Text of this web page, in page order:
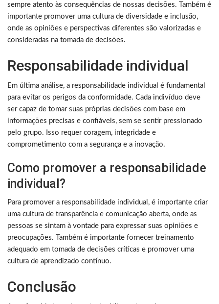
sempre atento às consequências de nossas decisões. Também é
importante promover uma cultura de diversidade e inclusão,
onde as opiniões e perspectivas diferentes são valorizadas e
consideradas na tomada de decisões.
Responsabilidade individual
Em última análise, a responsabilidade individual é fundamental
para evitar os perigos da conformidade. Cada indivíduo deve
ser capaz de tomar suas próprias decisões com base em
informações precisas e confiáveis, sem se sentir pressionado
pelo grupo. Isso requer coragem, integridade e
comprometimento com a segurança e a inovação.
Como promover a responsabilidade
individual?
Para promover a responsabilidade individual, é importante criar
uma cultura de transparência e comunicação aberta, onde as
pessoas se sintam à vontade para expressar suas opiniões e
preocupações. Também é importante fornecer treinamento
adequado em tomada de decisões críticas e promover uma
cultura de aprendizado contínuo.
Conclusão